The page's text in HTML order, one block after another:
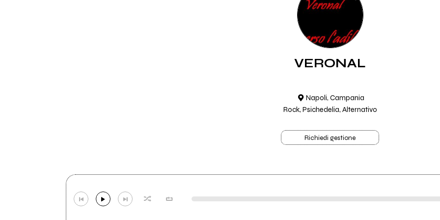
VERONAL
Napoli, Campania
Rock, Psichedelia, Alternativo
Richiedi gestione